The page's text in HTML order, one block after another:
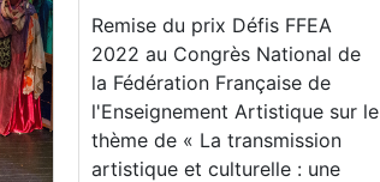
Remise du prix Défis FFEA
2022 au Congrès National de
la Fédération Française de
l'Enseignement Artistique sur le
thème de « La transmission
artistique et culturelle : une